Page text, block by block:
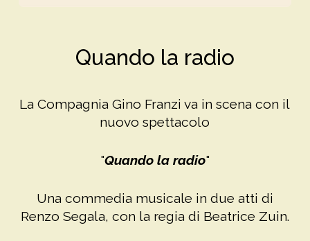
Quando la radio
La Compagnia Gino Franzi va in scena con il
nuovo spettacolo
"Quando la radio"
Una commedia musicale in due atti di
Renzo Segala, con la regia di Beatrice Zuin.